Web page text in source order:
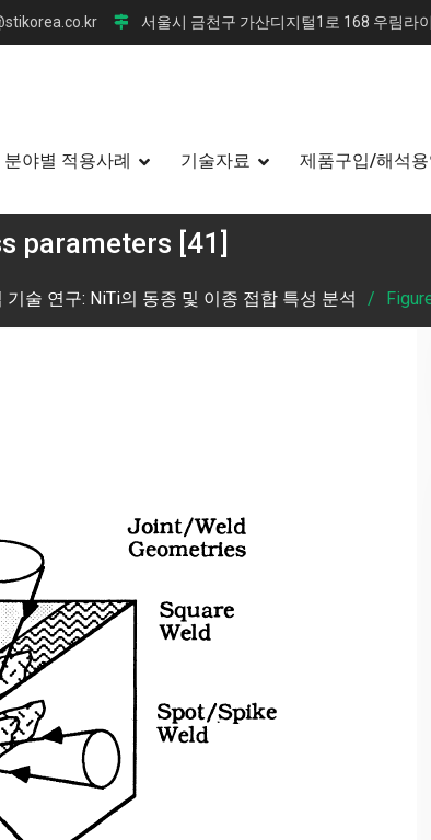
서울시 금천구 가산디지털1로 168 우림라
분야별 적용사례 기술자료 제품구입/해석용
parameters [41]
술 연구: NiTi의 동종 및 이종 접합 특성 분석